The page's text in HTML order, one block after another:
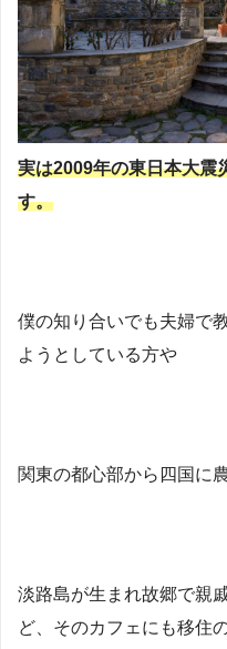
実は2009年の東日本大震
す。
僕の知り合いでも夫婦で
ようとしている方や
関東の都心部から四国に
淡路島が生まれ故郷で親
ど、そのカフェにも移住